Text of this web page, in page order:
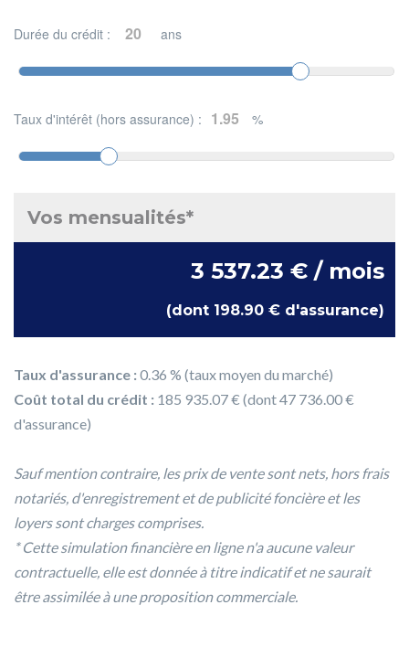
Durée du crédit : ans
Taux d'intérêt (hors assurance) : %
Vos mensualités*
3 537.23 € / mois
(dont 198.90 € d'assurance)
Taux d'assurance :0.36 % (taux moyen du marché)
Coût total du crédit : 185 935.07 € (dont 47 736.00 €
d'assurance)
Sauf mention contraire, les prix de vente sont nets, hors frais
notariés, d'enregistrement et de publicité foncière et les
loyers sont charges comprises.
* Cette simulation financière en ligne n'a aucune valeur
contractuelle, elle est donnée à titre indicatif et ne saurait
être assimilée à une proposition commerciale.